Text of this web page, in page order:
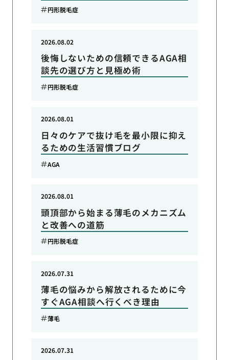
円形脱毛症
後悔しないための信頼できるAGA相
談先の選び方と見極め術
2026.08.02
円形脱毛症
日々のケアで抜け毛を最小限に抑え
るための生活習慣ブログ
2026.08.01
AGA
頭頂部から始まる薄毛のメカニズム
と改善への道筋
2026.08.01
円形脱毛症
薄毛の悩みから解放されるために今
すぐAGA相談へ行くべき理由
2026.07.31
薄毛
2026.07.31